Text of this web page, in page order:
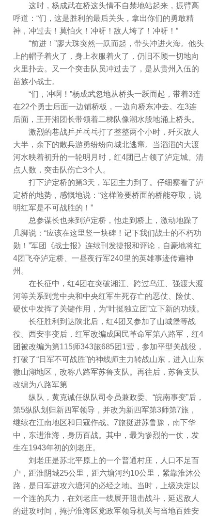
这时，杨成武在桥这头情不自禁地站起来，振臂高
呼道：“们，这是胜利的最后关头，拿出你们的勇敢精
神，冲过去！莫怕火！冲呀！敌人垮了！冲呀！”
“前进！”廖大珠突然一跃而起，带头冲进火海。他头
上的帽子着火了，身上衣服着火了，仍旧不顾一切地向
火里扑去。又一个突击队员冲过去了，是从贵州入伍的
苗族小战士。
“们，冲啊！”杨成武忽地从桥头一跃而起，带着3连
在22个勇士后面一边铺桥板，一边向桥东冲去。在3连
后面，王开湘团长带领着二梯队像潮水般地涌上桥头。
激烈的巷战乒乒乓乓打了整整两个小时，歼灭敌人
大半，余下的散兵游勇纷纷向城北逃窜。当滔滔的大渡
河水映着初升的一轮明月时，红4团已占领了泸定城。清
点人数，突击队伤亡3个人。
打下沪定桥的第3天，军团主力到了。仔细察看了泸
定桥的地势，感慨地说：“这样险要桥面的桥能夺取，说
明红军是不可战胜的！”
总参谋长也来到泸定桥，他走到桥上，激动地跺了
几脚说：“应该在这里竖一块碑！记下我们战士的不朽功
勋！”军团《战士报》连续刊发捷报和评论，自豪地将红
4团飞夺泸定桥、一昼夜行军240里的英雄事迹传遍神
州。
在长征中，红4团在突破湘江、跨过乌江、强渡大渡
河等关系到党中央和中央红军生死存亡的恶仗、险仗、
硬仗中发挥了关键作用，为“叶挺独立团”立下新的功绩。
长征胜利到达陕北后，红4团又参加了山城堡等战
役。西安事变后，红军改编成国民革命军第八路军，红4
团被改编为第115师343旅685团1营，参加平型关战役，
打破了“日军不可战胜”的神线师主力转战山东，进入山东
微山湖地区，改称八路军苏鲁支队。再往后，苏鲁支队
改编为八路军第
纵队，黄克诚任纵队司令员兼政委。“皖南事变”后，
第5纵队划归新四军领导，并改为新四军第3师第7旅，
继续在江南地区和日寇作战。7旅挺进苏鲁豫，南下华
中，东进淮海，身历百战。其中，最为惨烈的一仗，发
生在1943年初的刘老庄。
刘老庄是苏北平原上的一个普通村庄，人口不足百
户，距淮阴城25公里，距六塘河约10公里，紧靠淮沐公
路，是日军进攻六塘河的必经之地。当时，上级决定以
一个连的兵力，在刘老庄一线展开阻击战斗，延迟敌人
的进攻时间，掩护淮海区党政军领导机关与当地百姓安